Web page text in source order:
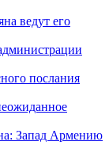
ведут его
послания
Запад Армению